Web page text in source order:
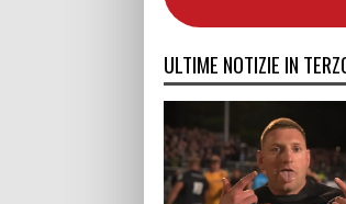
ULTIME NOTIZIE IN